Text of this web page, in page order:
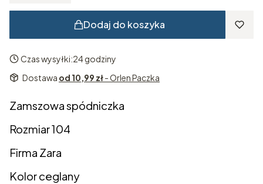
Dodaj do koszyka
Czas wysyłki:24 godziny
Dostawa od 10,99 zł- Orlen Paczka
Zamszowa spódniczka
Rozmiar 104
Firma Zara
Kolor ceglany